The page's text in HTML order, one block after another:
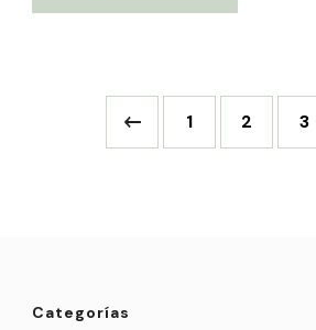
1 2 3
Categorías